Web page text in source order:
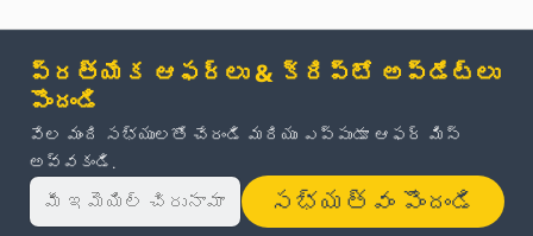
ప్రత్యేక ఆఫర్లు & క్రిప్టో అప్‌డేట్‌లు
పొందండి
వేల మంది సభ్యులతో చేరండి మరియు ఎప్పుడూ ఆఫర్ మిస్
అవ్వకండి.
సభ్యత్వం పొందండి